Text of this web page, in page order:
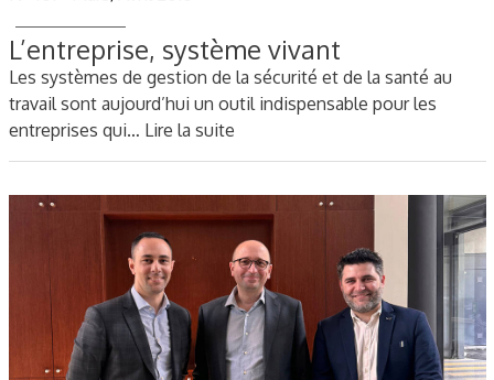
L’entreprise, système vivant
Les systèmes de gestion de la sécurité et de la santé au
travail sont aujourd’hui un outil indispensable pour les
entreprises qui… Lire la suite